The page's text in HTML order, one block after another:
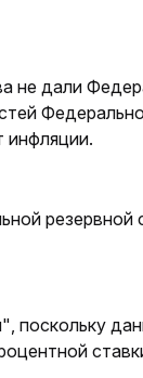
не дали
инфляции.
резервной
поскольку